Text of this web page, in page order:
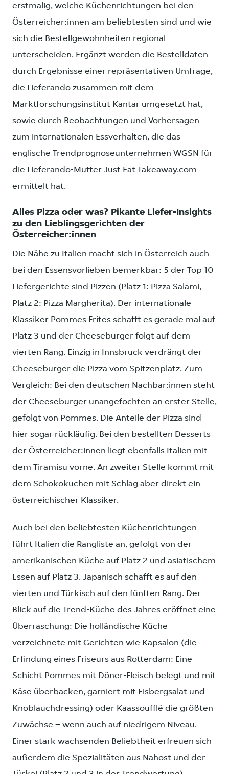
erstmalig, welche Küchenrichtungen bei den
Österreicher:innen am beliebtesten sind und wie
sich die Bestellgewohnheiten regional
unterscheiden. Ergänzt werden die Bestelldaten
durch Ergebnisse einer repräsentativen Umfrage,
die Lieferando zusammen mit dem
Marktforschungsinstitut Kantar umgesetzt hat,
sowie durch Beobachtungen und Vorhersagen
zum internationalen Essverhalten, die das
englische Trendprognoseunternehmen WGSN für
die Lieferando-Mutter Just Eat Takeaway.com
ermittelt hat.
Alles Pizza oder was? Pikante Liefer-Insights
zu den Lieblingsgerichten der
Österreicher:innen
Die Nähe zu Italien macht sich in Österreich auch
bei den Essensvorlieben bemerkbar: 5 der Top 10
Liefergerichte sind Pizzen (Platz 1: Pizza Salami,
Platz 2: Pizza Margherita). Der internationale
Klassiker Pommes Frites schafft es gerade mal auf
Platz 3 und der Cheeseburger folgt auf dem
vierten Rang. Einzig in Innsbruck verdrängt der
Cheeseburger die Pizza vom Spitzenplatz. Zum
Vergleich: Bei den deutschen Nachbar:innen steht
der Cheeseburger unangefochten an erster Stelle,
gefolgt von Pommes. Die Anteile der Pizza sind
hier sogar rückläufig. Bei den bestellten Desserts
der Österreicher:innen liegt ebenfalls Italien mit
dem Tiramisu vorne. An zweiter Stelle kommt mit
dem Schokokuchen mit Schlag aber direkt ein
österreichischer Klassiker.
Auch bei den beliebtesten Küchenrichtungen
führt Italien die Rangliste an, gefolgt von der
amerikanischen Küche auf Platz 2 und asiatischem
Essen auf Platz 3. Japanisch schafft es auf den
vierten und Türkisch auf den fünften Rang. Der
Blick auf die Trend-Küche des Jahres eröffnet eine
Überraschung: Die holländische Küche
verzeichnete mit Gerichten wie Kapsalon (die
Erfindung eines Friseurs aus Rotterdam: Eine
Schicht Pommes mit Döner-Fleisch belegt und mit
Käse überbacken, garniert mit Eisbergsalat und
Knoblauchdressing) oder Kaassoufflé die größten
Zuwächse – wenn auch auf niedrigem Niveau.
Einer stark wachsenden Beliebtheit erfreuen sich
außerdem die Spezialitäten aus Nahost und der